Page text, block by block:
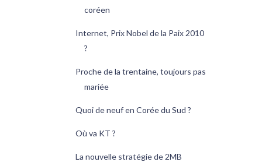
coréen
Internet, Prix Nobel de la Paix 2010
?
Proche de la trentaine, toujours pas
mariée
Quoi de neuf en Corée du Sud ?
Où va KT ?
La nouvelle stratégie de 2MB